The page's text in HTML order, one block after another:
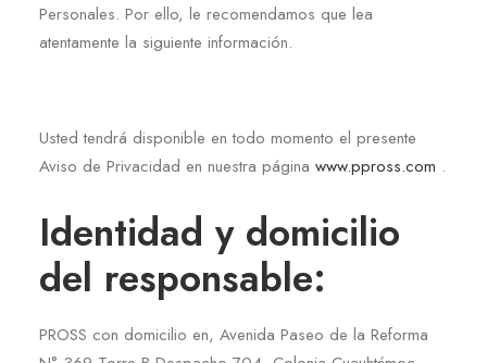
Personales. Por ello, le recomendamos que lea
atentamente la siguiente información.
Usted tendrá disponible en todo momento el presente
Aviso de Privacidad en nuestra página www.ppross.com .
Identidad y domicilio
del responsable:
PROSS con domicilio en, Avenida Paseo de la Reforma